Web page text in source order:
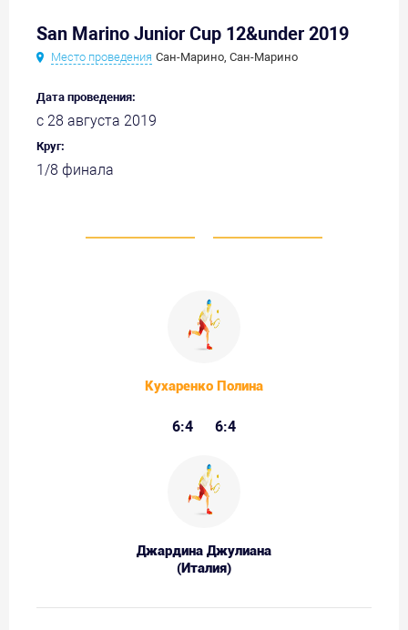
San Marino Junior Cup 12&under 2019
Место проведения Сан-Марино, Сан-Марино
Дата проведения:
с 28 августа 2019
Круг:
1/8 финала
Кухаренко Полина
6:4 6:4
Джардина Джулиана
(Италия)